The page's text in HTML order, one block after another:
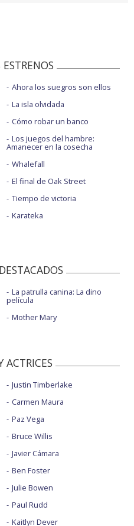
Ahora los suegros son ellos
La isla olvidada
Cómo robar un banco
Los juegos del hambre:
Amanecer en la cosecha
Whalefall
El final de Oak Street
Tiempo de victoria
Karateka
La patrulla canina: La dino
película
Mother Mary
ACTRICES
Justin Timberlake
Carmen Maura
Paz Vega
Bruce Willis
Javier Cámara
Ben Foster
Julie Bowen
Paul Rudd
Kaitlyn Dever